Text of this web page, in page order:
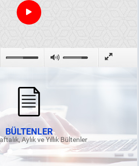
BÜLTENLER
Aylık ve Yıllık Bültenler